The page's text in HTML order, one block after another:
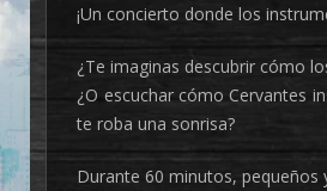
¡Un concierto donde los
¿Te imaginas descubrir cómo
¿O escuchar cómo Cervantes
te roba una sonrisa?
Durante 60 minutos, pequeños